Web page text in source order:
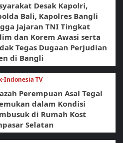
Desak Kapolri,
Bali, Kapolres Bangli
Jajaran TNI Tingkat
dan Korem Awasi serta
Tegas Dugaan Perjudian
di Bangli
Indonesia TV
Perempuan Asal Tegal
dalam Kondisi
di Rumah Kost
Selatan